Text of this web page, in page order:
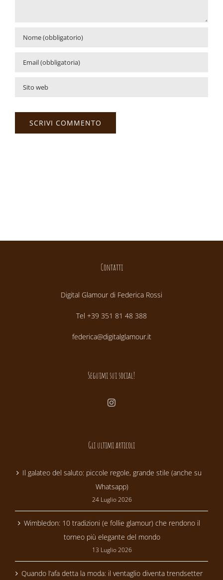
Contatti
Digital Glamour di Federica Rossi
Tel +39 351 81 48 388
federica@digitalglamour.it
Seguimi sui social!
Gli ultimi articoli
Il galateo del saluto: piccole regole, grande stile (anche su
Whatsapp)
24 Luglio 2026
Wimbledon: 10 tradizioni (e follie glamour) che rendono il
torneo più elegante del mondo
13 Luglio 2026
Quando l’afa detta la moda: il ventaglio diventa trendsetter